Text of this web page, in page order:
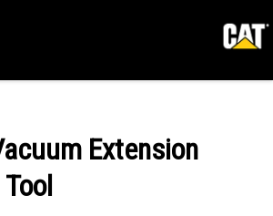
Extension